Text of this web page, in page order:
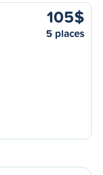
105$
5 places